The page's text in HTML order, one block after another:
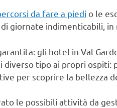
da fare a piedi o le
giornate indimenticabili,
gli hotel in Val
tipo ai propri ospiti:
per scoprire la bellezza
le possibili attività da